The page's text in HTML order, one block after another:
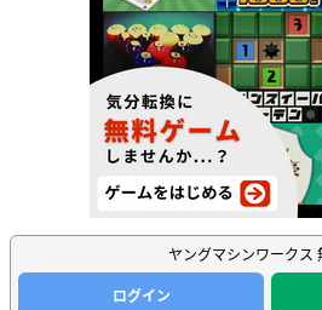
ヤングマシンワークス
ログイン